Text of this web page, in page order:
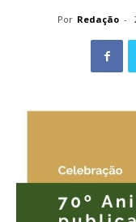
Por Redação -